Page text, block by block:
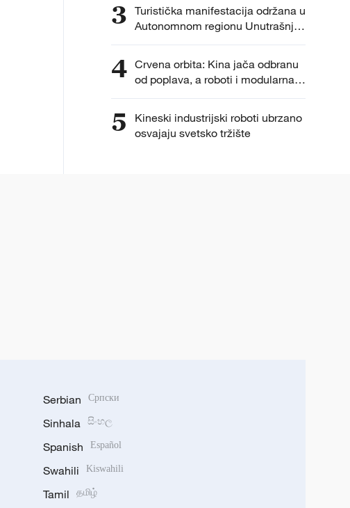
3 Turistička manifestacija održana u
Autonomnom regionu Unutrašnja
Mongolija
4 Crvena orbita: Kina jača odbranu
od poplava, a roboti i modularna
gradnja osvajaju svet
5
Kineski industrijski roboti ubrzano
osvajaju svetsko tržište
Serbian Српски
Sinhala සිංහල
Spanish Español
Swahili Kiswahili
Tamil தமிழ்